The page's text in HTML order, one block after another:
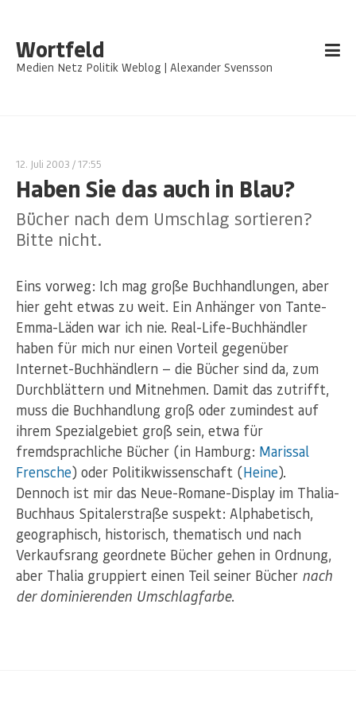
Wortfeld
Medien Netz Politik Weblog | Alexander Svensson
12. Juli 2003 / 17:55
Haben Sie das auch in Blau?
Bücher nach dem Umschlag sortieren?
Bitte nicht.
Eins vorweg: Ich mag große Buchhandlungen, aber
hier geht etwas zu weit. Ein Anhänger von Tante-
Emma-Läden war ich nie. Real-Life-Buchhändler
haben für mich nur einen Vorteil gegenüber
Internet-Buchhändlern — die Bücher sind da, zum
Durchblättern und Mitnehmen. Damit das zutrifft,
muss die Buchhandlung groß oder zumindest auf
ihrem Spezialgebiet groß sein, etwa für
fremdsprachliche Bücher (in Hamburg: Marissal
Frensche) oder Politikwissenschaft (Heine).
Dennoch ist mir das Neue-Romane-Display im Thalia-
Buchhaus Spitalerstraße suspekt: Alphabetisch,
geographisch, historisch, thematisch und nach
Verkaufsrang geordnete Bücher gehen in Ordnung,
aber Thalia gruppiert einen Teil seiner Bücher nach
der dominierenden Umschlagfarbe.